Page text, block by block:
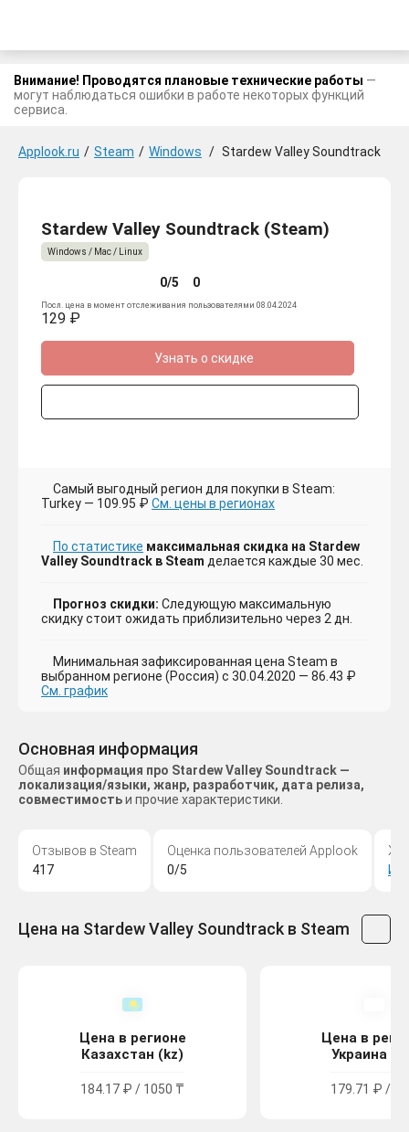
Внимание! Проводятся плановые технические работы —
могут наблюдаться ошибки в работе некоторых функций
сервиса.
Applook.ru / Steam / Windows / Stardew Valley Soundtrack
Stardew Valley Soundtrack (Steam)
Windows / Mac / Linux
0/5 0
Посл. цена в момент отслеживания пользователями 08.04.2024
129 ₽
Узнать о скидке
Самый выгодный регион для покупки в Steam:
Turkey — 109.95 ₽ См. цены в регионах
По статистике максимальная скидка на Stardew
Valley Soundtrack в Steam делается каждые 30 мес.
Прогноз скидки: Следующую максимальную
скидку стоит ожидать приблизительно через 2 дн.
Минимальная зафиксированная цена Steam в
выбранном регионе (Россия) с 30.04.2020 — 86.43 ₽
См. график
Основная информация
Общая информация про Stardew Valley Soundtrack —
локализация/языки, жанр, разработчик, дата релиза,
совместимостьи прочие характеристики.
Отзывов в Steam
417
Оценка пользователей Applook
0/5
Цена на Stardew Valley Soundtrack в Steam
Цена в регионе
Казахстан (kz)
184.17 ₽ / 1050 ₸
Цена в
Украина
179.71 ₽ /